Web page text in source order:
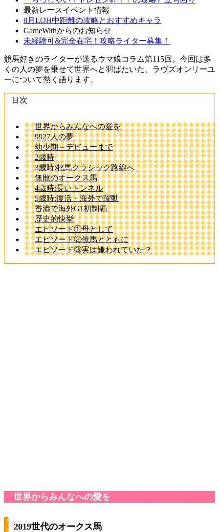
最新レースイベント情報
8月LOH中距離の攻略とおすすめキャラ
GameWithからのお知らせ
未経験可&完全在宅！攻略ライター募集！
競馬好きのライターが送るウマ娘コラム第115回。今回は多
くの人の夢を乗せて世界へと羽ばたいた、ラヴズオンリーユ
ーについて熱く語ります。
目次
世界からみんなへの愛を
9927人の夢
幼少期～デビューまで
2歳時
3歳時:牝馬クラシック路線へ
無敗のオークス馬
4歳時:長いトンネル
5歳時:復活・海外で躍動
香港で海外G1初制覇
歴史的快挙
エピソード①母として
エピソード②僚馬とともに
エピソード③実は嫌われていた？
世界からみんなへの愛を
2019世代のオークス馬